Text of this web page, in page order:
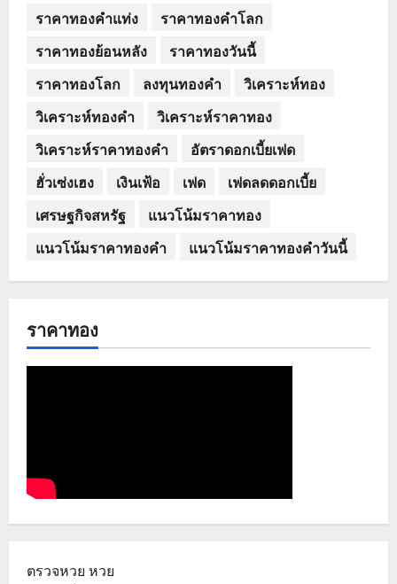
ราคาทองคำแท่ง
ราคาทองคำโลก
ราคาทองย้อนหลัง
ราคาทองวันนี้
ราคาทองโลก
ลงทุนทองคำ
วิเคราะห์ทอง
วิเคราะห์ทองคำ
วิเคราะห์ราคาทอง
วิเคราะห์ราคาทองคำ
อัตราดอกเบี้ยเฟด
ฮั่วเซ่งเฮง
เงินเฟ้อ เฟด
เฟดลดดอกเบี้ย
เศรษฐกิจสหรัฐ
แนวโน้มราคาทอง
แนวโน้มราคาทองคำ
แนวโน้มราคาทองคำวันนี้
ราคาทอง
ตรวจหวย หวย